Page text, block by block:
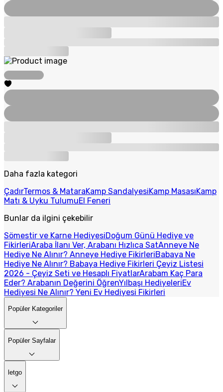
Daha fazla kategori
ÇadırTermos & MataraKamp SandalyesiKamp MasasıKamp
Matı & Uyku TulumuEl Feneri
Bunlar da ilgini çekebilir
Sömestir ve Karne HediyesiDoğum Günü Hediye ve
FikirleriAraba İlanı Ver, Arabanı Hızlıca SatAnneye Ne
Hediye Ne Alınır? Anneye Hediye FikirleriBabaya Ne
Hediye Ne Alınır? Babaya Hediye Fikirleri Çeyiz Listesi
2026 - Çeyiz Seti ve Hesaplı FiyatlarArabam Kaç Para
Eder? Arabanın Değerini ÖğrenYılbaşı HediyeleriEv
Hediyesi Ne Alınır? Yeni Ev Hediyesi Fikirleri
Popüler Kategoriler
Popüler Sayfalar
letgo